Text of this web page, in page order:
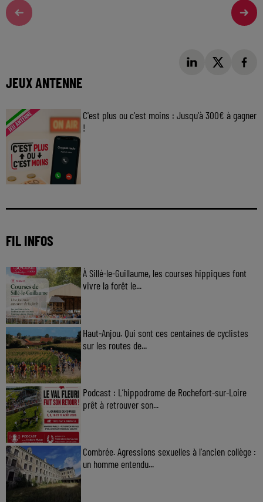
JEUX ANTENNE
C'est plus ou c'est moins : Jusqu'à 300€ à gagner
!
FIL INFOS
À Sillé-le-Guillaume, les courses hippiques font
vivre la forêt le...
Haut-Anjou. Qui sont ces centaines de cyclistes
sur les routes de...
Podcast : L’hippodrome de Rochefort-sur-Loire
prêt à retrouver son...
Combrée. Agressions sexuelles à l'ancien collège :
un homme entendu...